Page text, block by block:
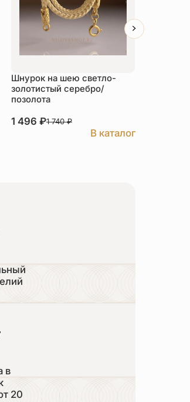
Шнурок на шею светло-
золотистый серебро/
позолота
1 496 ₽1 740₽
В каталог
в
20